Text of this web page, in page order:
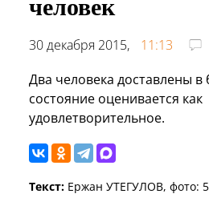
30 декабря 2015,
11:13
Два человека доставлены в
состояние оценивается как
удовлетворительное.
Текст: Ержан УТЕГУЛОВ, фото: